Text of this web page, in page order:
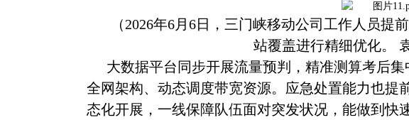
（2026年6月6日，三门峡移动公司工作人员提
站覆盖进行精细优化。
大数据平台同步开展流量预判，精准测算考后
全网架构、动态调度带宽资源。应急处置能力也提
态化开展，一线保障队伍面对突发状况，能做到快